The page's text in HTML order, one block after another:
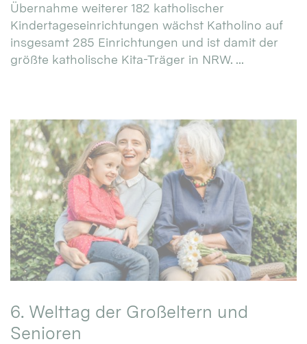
Übernahme weiterer 182 katholischer
Kindertageseinrichtungen wächst Katholino auf
insgesamt 285 Einrichtungen und ist damit der
größte katholische Kita-Träger in NRW. ...
6. Welttag der Großeltern und
Senioren